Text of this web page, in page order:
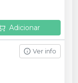
Adicionar
Ver info